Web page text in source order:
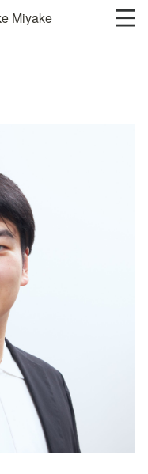
Miyake